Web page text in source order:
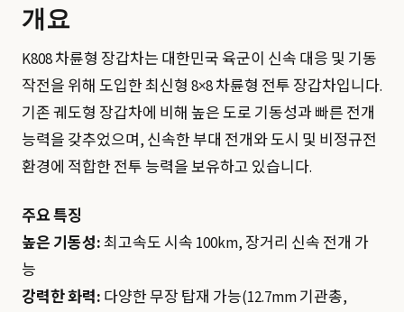
개요
K808 차륜형 장갑차는 대한민국 육군이 신속 대응 및 기동
작전을 위해 도입한 최신형 8×8 차륜형 전투 장갑차입니다.
기존 궤도형 장갑차에 비해 높은 도로 기동성과 빠른 전개
능력을 갖추었으며, 신속한 부대 전개와 도시 및 비정규전
환경에 적합한 전투 능력을 보유하고 있습니다.
주요 특징
높은 기동성:최고속도 시속 100km, 장거리 신속 전개 가
능
강력한 화력: 다양한 무장 탑재 가능(12.7mm 기관총,